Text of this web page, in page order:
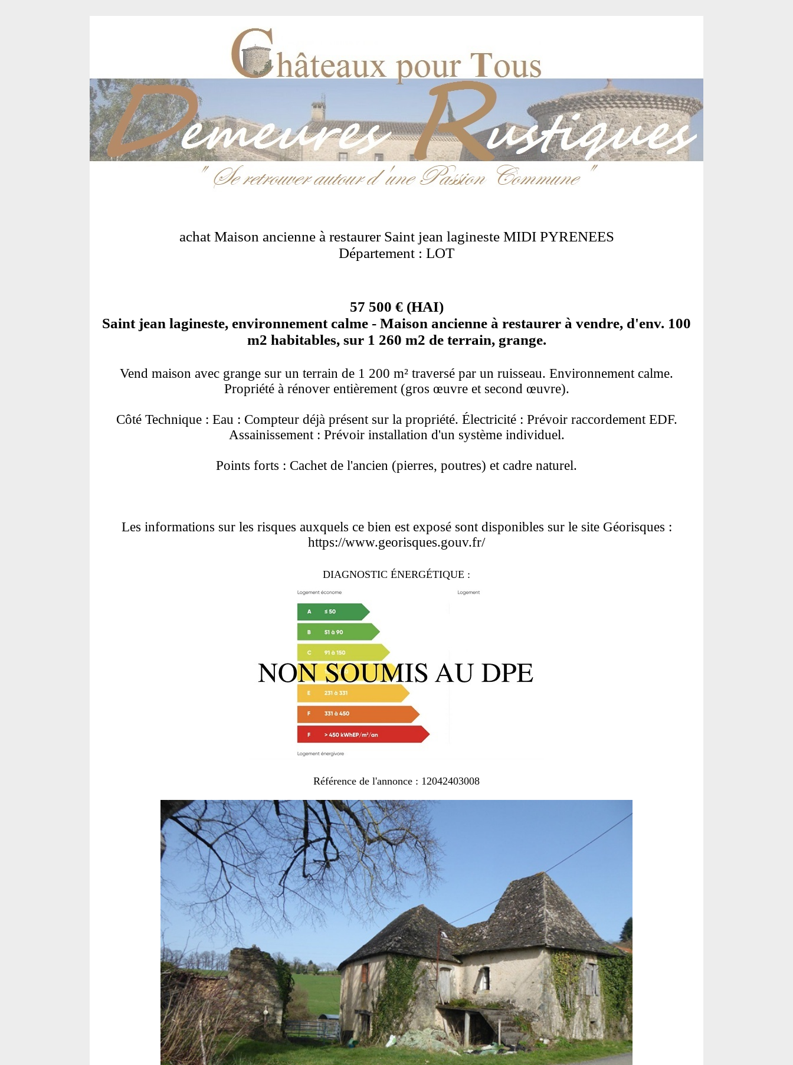
achat Maison ancienne à restaurer Saint jean lagineste MIDI PYRENEES
Département : LOT
57 500 € (HAI)
Saint jean lagineste, environnement calme - Maison ancienne à restaurer à vendre, d'env. 100
m2 habitables, sur 1 260 m2 de terrain, grange.
Vend maison avec grange sur un terrain de 1 200 m² traversé par un ruisseau. Environnement calme.
Propriété à rénover entièrement (gros œuvre et second œuvre).
Côté Technique : Eau : Compteur déjà présent sur la propriété. Électricité : Prévoir raccordement EDF.
Assainissement : Prévoir installation d'un système individuel.
Points forts : Cachet de l'ancien (pierres, poutres) et cadre naturel.
Les informations sur les risques auxquels ce bien est exposé sont disponibles sur le site Géorisques :
https://www.georisques.gouv.fr/
DIAGNOSTIC ÉNERGÉTIQUE :
Référence de l'annonce : 12042403008